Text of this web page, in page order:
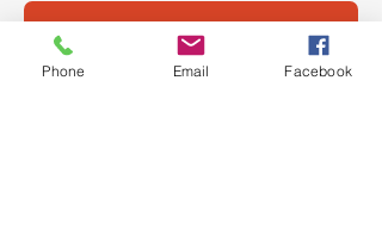
Phone Email Facebook